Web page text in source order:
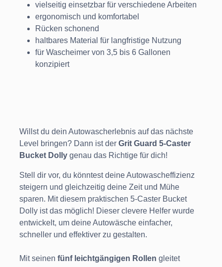
vielseitig einsetzbar für verschiedene Arbeiten
ergonomisch und komfortabel
Rücken schonend
haltbares Material für langfristige Nutzung
für Wascheimer von 3,5 bis 6 Gallonen
konzipiert
Willst du dein Autowascherlebnis auf das nächste
Level bringen? Dann ist der Grit Guard 5-Caster
Bucket Dolly genau das Richtige für dich!
Stell dir vor, du könntest deine Autowascheffizienz
steigern und gleichzeitig deine Zeit und Mühe
sparen. Mit diesem praktischen 5-Caster Bucket
Dolly ist das möglich! Dieser clevere Helfer wurde
entwickelt, um deine Autowäsche einfacher,
schneller und effektiver zu gestalten.
Mit seinen fünf leichtgängigen Rollen gleitet